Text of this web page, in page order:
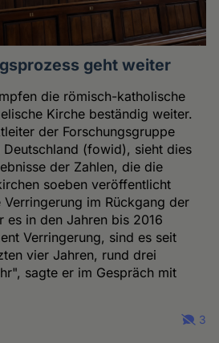
geht weiter
die römisch-katholische
Kirche beständig weiter.
der Forschungsgruppe
Deutschland (fowid), sieht dies
der Zahlen, die die
soeben veröffentlicht
im Rückgang der
es in den Jahren bis 2016
Verringerung, sind es seit
vier Jahren, rund drei
sagte er im Gespräch mit
3